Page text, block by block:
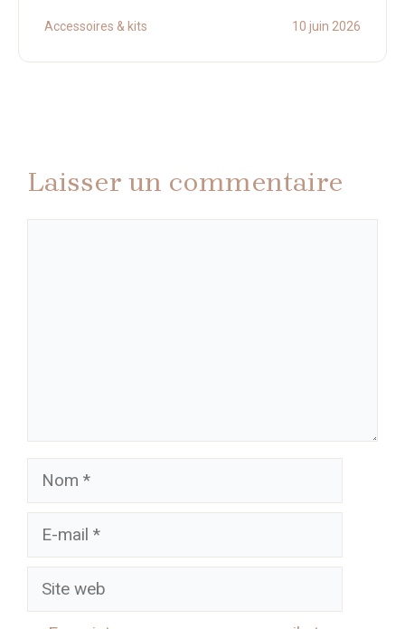
Accessoires & kits 10 juin 2026
Laisser un commentaire
Nom
Site